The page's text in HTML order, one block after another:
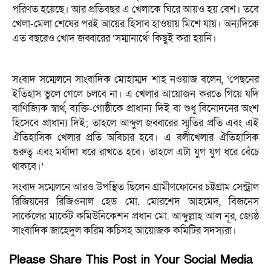
পরিণত হয়েছে। আর প্রতিবছর এ খেলাকে ঘিরে আয়ও হয় বেশ। তবে
খেলা-মেলা শেষের পরই আয়ের হিসাব হাওয়ায় মিশে যায়। অন্যদিকে
এত বছরেও খোদ জব্বারের ‘সম্মানার্থে’ কিছুই করা হয়নি।
সংবাদ সম্মেলনে সাংবাদিক মোহাম্মদ শাহ নওয়াজ বলেন, ‘পেছনের
ইতিহাস ভুলে গেলে চলবে না। এ খেলার আয়োজন করতে গিয়ে যদি
বাণিজ্যিক স্বার্থ, ব্যক্তি-গোষ্ঠীকে প্রাধান্য দিই বা শুধু বিনোদনের অংশ
হিসেবে প্রাধান্য দিই; তাহলে আব্দুল জব্বারের স্মৃতির প্রতি এবং এই
ঐতিহাসিক খেলার প্রতি অবিচার হবে। এ বলীখেলার ঐতিহাসিক
গুরুত্ব এবং মর্যাদা ধরে রাখতে হবে। তাহলে এটা যুগ যুগ ধরে বেঁচে
থাকবে।’
সংবাদ সম্মেলনে আরও উপস্থিত ছিলেন গ্রামীণফোনের চট্টগ্রাম সেন্ট্রাল
রিজিয়নের রিজিওনাল হেড মো. মোরশেদ আহমেদ, বিজনেস
সার্কেলের মার্কেট কমিউনিকেশন প্রধান মো. আব্দুল্লাহ আল নূর, জ্যেষ্ঠ
সাংবাদিক জাহেদুল করিম কচিসহ আয়োজক কমিটির সদস্যরা।
Please Share This Post in Your Social Media